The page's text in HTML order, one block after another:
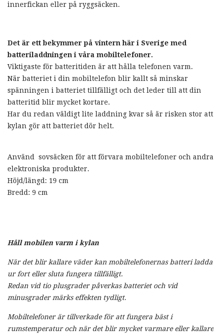
innerfickan eller på ryggsäcken.
Det är ett bekymmer på vintern här i Sverige med
batteriladdningen i våra mobiltelefoner.
Viktigaste för batteritiden är att hålla telefonen varm.
När batteriet i din mobiltelefon blir kallt så minskar
spänningen i batteriet tillfälligt och det leder till att din
batteritid blir mycket kortare.
Har du redan väldigt lite laddning kvar så är risken stor att
kylan gör att batteriet dör helt.
Använd sovsäcken för att förvara mobiltelefoner och andra
elektroniska produkter.
Höjd/längd: 19 cm
Bredd: 9 cm
Håll mobilen varm i kylan
När det blir kallare väder kan mobiltelefonernas batteri ladda
ur fort eller sluta fungera tillfälligt.
Redan vid tio plusgrader påverkas batteriet och vid
minusgrader märks effekten tydligt.
Mobiltelefoner är tillverkade för att fungera bäst i
rumstemperatur och när det blir mycket varmare eller kallare